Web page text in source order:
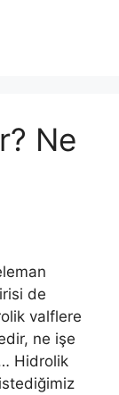
Ne
de
valflere
ne işe
Hidrolik